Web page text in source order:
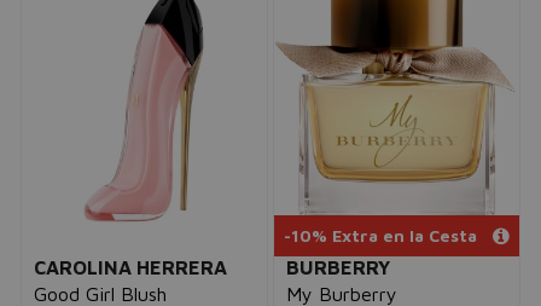
CAROLINA HERRERA
Good Girl Blush
-10% Extra en la Cesta
BURBERRY
My Burberry